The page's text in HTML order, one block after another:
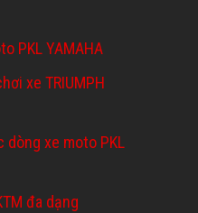
PKL YAMAHA
xe TRIUMPH
dòng xe moto PKL
đa dạng